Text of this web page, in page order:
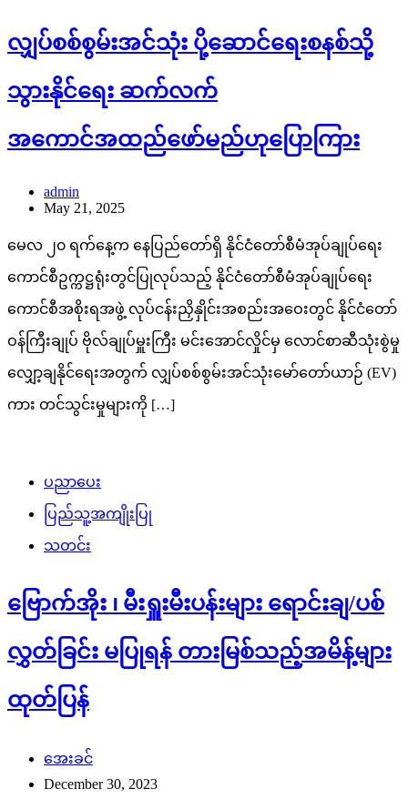
လျှပ်စစ်စွမ်းအင်သုံး ပို့ဆောင်ရေးစနစ်သို့
သွားနိုင်ရေး ဆက်လက်
အကောင်အထည်ဖော်‌မည်ဟုပြောကြား
admin
May 21, 2025
မေလ ၂၀ ရက်နေ့က နေပြည်တော်ရှိ နိုင်ငံတော်စီမံအုပ်ချုပ်ရေး
ကောင်စီဥက္ကဋ္ဌရုံးတွင်ပြုလုပ်သည့် နိုင်ငံတော်စီမံအုပ်ချုပ်ရေး
ကောင်စီအစိုးရအဖွဲ့ လုပ်ငန်းညှိနှိုင်းအစည်းအဝေးတွင် နိုင်ငံတော်
ဝန်ကြီးချုပ် ဗိုလ်ချုပ်မှူးကြီး မင်းအောင်လှိုင်မှ လောင်စာဆီသုံးစွဲမှု
လျှော့ချနိုင်ရေးအတွက် လျှပ်စစ်စွမ်းအင်သုံးမော်တော်ယာဉ် (EV)
ကား တင်သွင်းမှုများကို […]
ပညာပေး
ပြည်သူ့အကျိုးပြု
သတင်း
ဗြောက်အိုး ၊ မီးရှူးမီးပန်းများ ရောင်းချ/ပစ်
လွှတ်ခြင်း မပြုရန် တားမြစ်သည့်အမိန့်များ
ထုတ်ပြန်
အေးခင်
December 30, 2023